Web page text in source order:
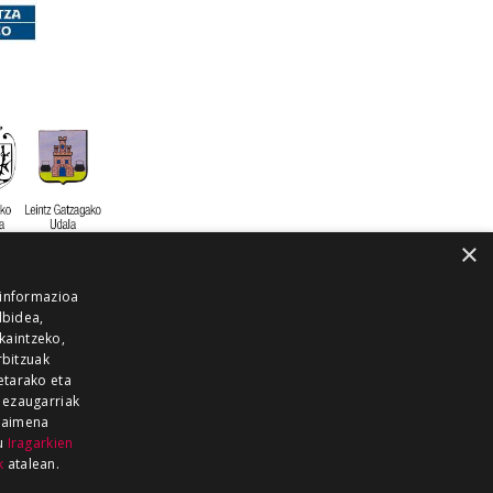
GUKA
×
eta
Iragarkien
atalean.